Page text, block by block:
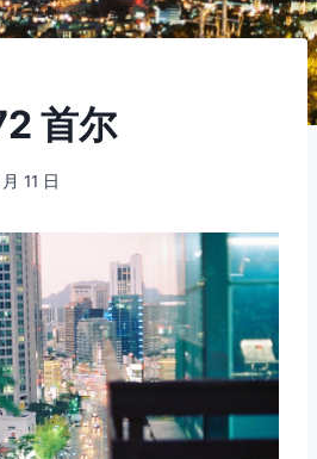
首尔
11 日